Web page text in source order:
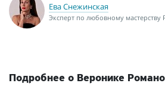
Ева Снежинская
Эксперт по любовному мастерству
Подробнее о Веронике